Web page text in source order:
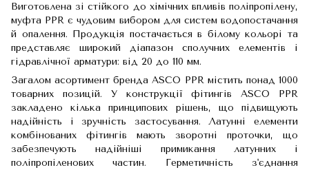
Виготовлена зі стійкого до хімічних впливів поліпропілену,
муфта PPR є чудовим вибором для систем водопостачання
й опалення. Продукція постачається в білому кольорі та
представляє широкий діапазон сполучних елементів і
гідравлічної арматури: від 20 до 110 мм.
Загалом асортимент бренда ASCO PPR містить понад 1000
товарних позицій. У конструкції фітингів ASCO PPR
закладено кілька принципових рішень, що підвищують
надійність і зручність застосування. Латунні елементи
комбінованих фітингів мають зворотні проточки, що
забезпечують надійніші примикання латунних і
поліпропіленових частин. Герметичність з'єднання